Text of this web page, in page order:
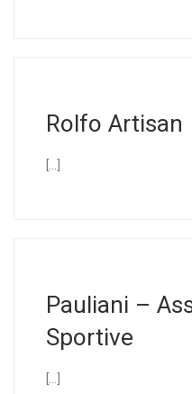
Rolfo Artisan
Pauliani –
Sportive